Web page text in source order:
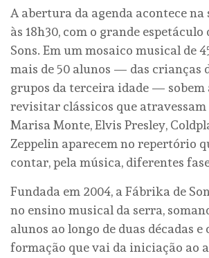
A abertura da agenda acontece na
às 18h30, com o grande
Sons. Em um mosaico musical de
mais de 50 alunos — das crianças
grupos da terceira idade — sobem
revisitar clássicos que atravessam
Marisa Monte, Elvis Presley,
Zeppelin aparecem no repertório
contar, pela música, diferentes
Fundada em 2004, a Fábrika de
no ensino musical da serra,
alunos ao longo de duas décadas e
formação que vai da iniciação ao